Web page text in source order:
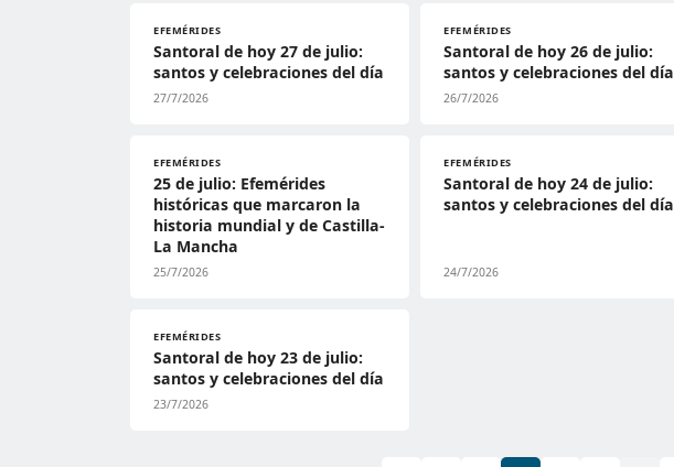
EFEMÉRIDES
Santoral de hoy 27 de julio:
santos y celebraciones del día
27/7/2026
EFEMÉRIDES
Santoral de hoy 26 de julio:
santos y celebraciones del día
26/7/2026
EFEMÉRIDES
25 de julio: Efemérides
históricas que marcaron la
historia mundial y de Castilla-
La Mancha
25/7/2026
EFEMÉRIDES
Santoral de hoy 24 de julio:
santos y celebraciones del día
24/7/2026
EFEMÉRIDES
Santoral de hoy 23 de julio:
santos y celebraciones del día
23/7/2026